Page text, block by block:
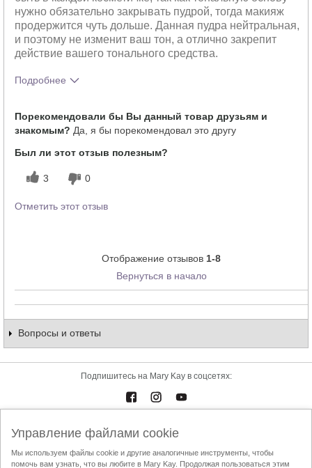
нужно обязательно закрывать пудрой, тогда макияж
продержится чуть дольше. Данная пудра нейтральная,
и поэтому не изменит ваш тон, а отлично закрепит
действие вашего тонального средства.
Подробнее
продукта?
Как отличается опыт использования
этого продукта от декоративной
Порекомендовали бы Вы данный товар друзьям и
знакомым? Да, я бы порекомендовал это другу
Был ли этот отзыв полезным?
3 0
Отметить этот отзыв
Отображение отзывов 1-8
Вернуться в начало
Вопросы и ответы
Подпишитесь на Mary Kay в соцсетях:
Каталоги Контакты
Условия использования Доставка и оплата Mary Kay InTouch
Управление файлами cookie
Мы используем файлы cookie и другие аналогичные инструменты, чтобы
помочь вам узнать, что вы любите в Mary Kay. Продолжая пользоваться этим